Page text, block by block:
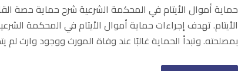
حماية أموال الأيتام في المحكمة الشرعية شرح حماية حصة
الأيتام. تهدف إجراءات حماية أموال الأيتام في المحكمة
بمصلحته. وتبدأ الحماية غالبًا عند وفاة المورث ووجود وارث